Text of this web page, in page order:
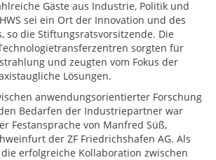
Gäste aus Industrie, Politik und
sei ein Ort der Innovation und des
so die Stiftungsratsvorsitzende. Die
sorgten für
und zeugten vom Fokus der
Lösungen.
anwendungsorientierter Forschung
Bedarfen der Industriepartner war
Festansprache von Manfred Süß,
der ZF Friedrichshafen AG. Als
erfolgreiche Kollaboration zwischen